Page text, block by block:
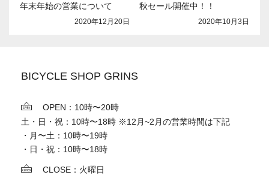
年末年始の営業について
2020年12月20日
秋セール開催中！！
2020年10月3日
BICYCLE SHOP GRINS
OPEN：10時〜20時
土・日・祝：10時〜18時 ※12月~2月の営業時間は下記
・月〜土：10時〜19時
・日・祝：10時〜18時
CLOSE：火曜日